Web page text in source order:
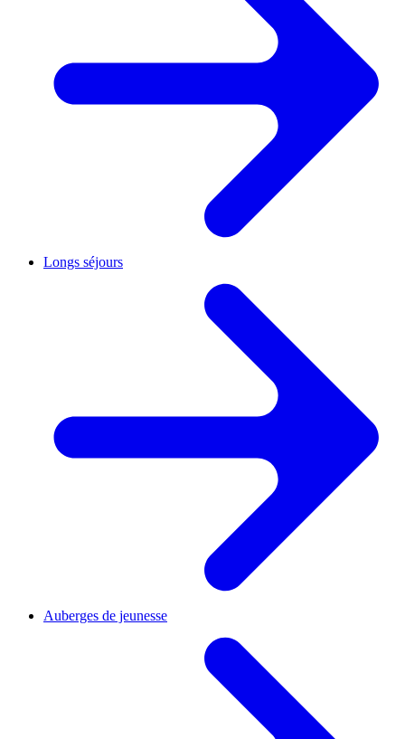
Longs séjours
Auberges de jeunesse